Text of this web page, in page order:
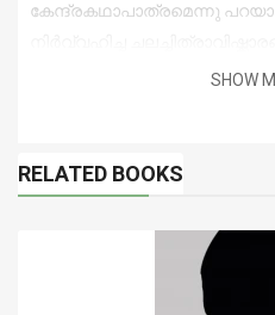
കേന്ദ്രകഥാപാത്രമെന്നു
ഈ രചന
SHOW
RELATED BOOKS